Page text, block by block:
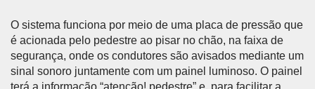
O sistema funciona por meio de uma placa de pressão que
é acionada pelo pedestre ao pisar no chão, na faixa de
segurança, onde os condutores são avisados mediante um
sinal sonoro juntamente com um painel luminoso. O painel
terá a informação “atenção! pedestre” e, para facilitar a